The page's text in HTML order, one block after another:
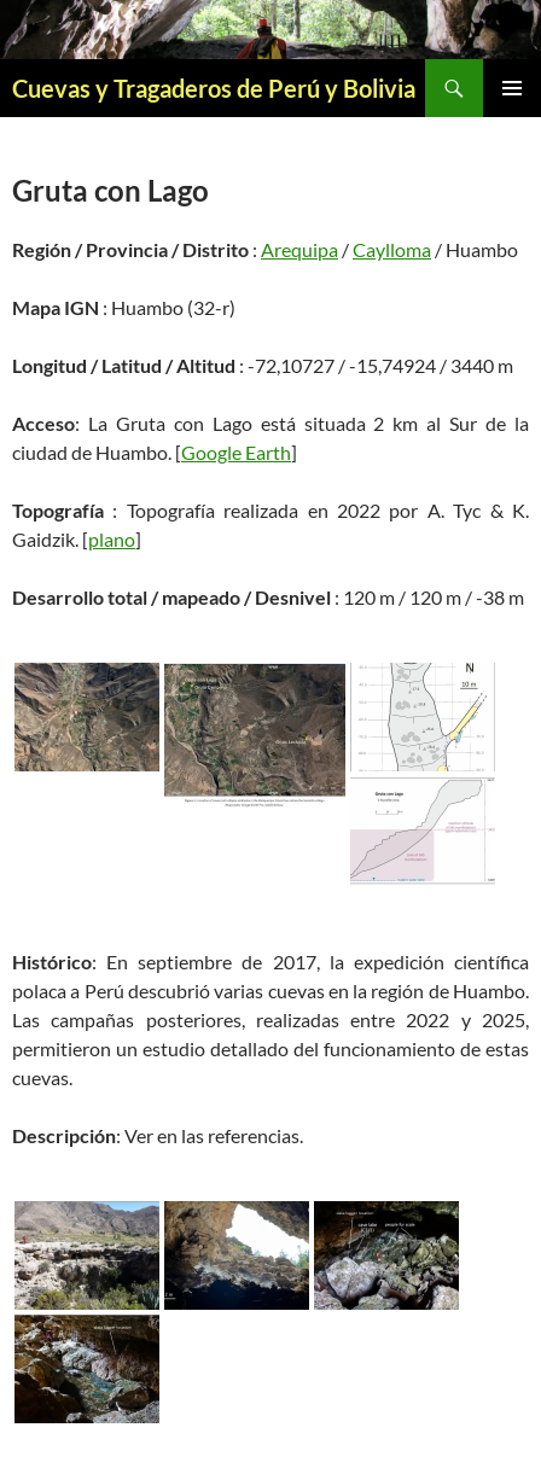
Saltar
al
Cuevas y Tragaderos de Perú y Bolivia
Gruta con Lago
Región / Provincia / Distrito : Arequipa /Caylloma / Huambo
Mapa IGN : Huambo (32-r)
Longitud / Latitud / Altitud : -72,10727 / -15,74924 / 3440 m
Acceso: La Gruta con Lago está situada 2 km al Sur de la
ciudad de Huambo. [Google Earth]
Topografía : Topografía realizada en 2022 por A. Tyc & K.
Gaidzik. [plano]
Desarrollo total / mapeado / Desnivel : 120 m / 120 m / -38 m
Histórico: En septiembre de 2017, la expedición científica
polaca a Perú descubrió varias cuevas en la región de Huambo.
Las campañas posteriores, realizadas entre 2022 y 2025,
permitieron un estudio detallado del funcionamiento de estas
cuevas.
Descripción: Ver en las referencias.